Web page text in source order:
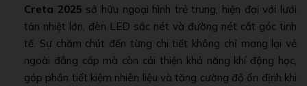
Creta 2025 sở hữu ngoại hình trẻ trung, hiện đại với lưới
tản nhiệt lớn, đèn LED sắc nét và đường nét cắt góc tinh
tế. Sự chăm chút đến từng chi tiết không chỉ mang lại vẻ
ngoài đẳng cấp mà còn cải thiện khả năng khí động học,
góp phần tiết kiệm nhiên liệu và tăng cường độ ổn định khi